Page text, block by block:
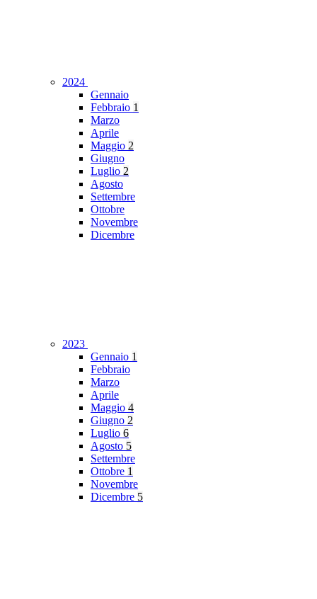
2024
Gennaio
Febbraio 1
Marzo
Aprile
Maggio 2
Giugno
Luglio 2
Agosto
Settembre
Ottobre
Novembre
Dicembre
2023
Gennaio 1
Febbraio
Marzo
Aprile
Maggio 4
Giugno 2
Luglio 6
Agosto 5
Settembre
Ottobre 1
Novembre
Dicembre 5